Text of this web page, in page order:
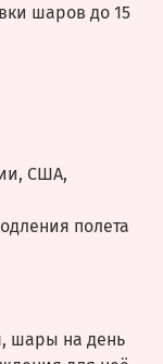
шаров до 15
США,
полета
шары на день